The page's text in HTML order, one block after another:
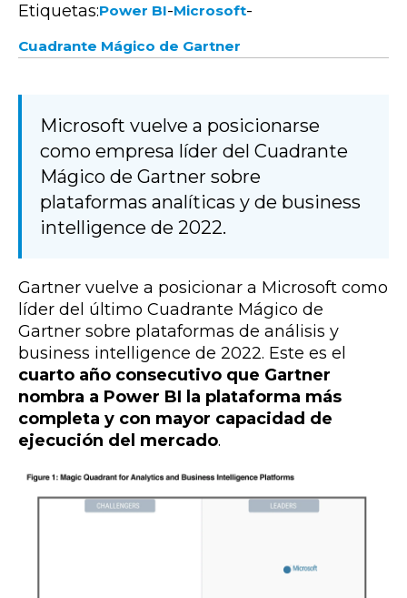
Etiquetas:Power BI-Microsoft-
Cuadrante Mágico de Gartner
Microsoft vuelve a posicionarse
como empresa líder del Cuadrante
Mágico de Gartner sobre
plataformas analíticas y de business
intelligence de 2022.
Gartner vuelve a posicionar a Microsoft como
líder del último Cuadrante Mágico de
Gartner sobre plataformas de análisis y
business intelligence de 2022. Este es el
cuarto año consecutivo que Gartner
nombra a Power BI la plataforma más
completa y con mayor capacidad de
ejecución del mercado.